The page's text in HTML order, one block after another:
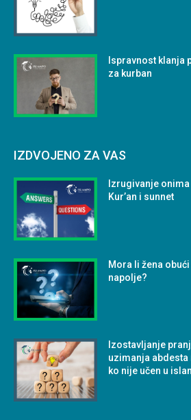
Ispravnost klanja
za kurban
IZDVOJENO ZA VAS
Izrugivanje
Kur’an i sunnet
Mora li žena
napolje?
Izostavljanje
uzimanja
ko nije učen u